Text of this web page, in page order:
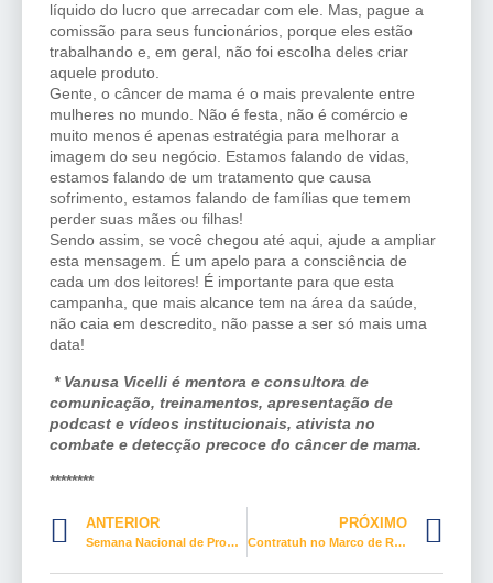
líquido do lucro que arrecadar com ele. Mas, pague a
comissão para seus funcionários, porque eles estão
trabalhando e, em geral, não foi escolha deles criar
aquele produto.
Gente, o câncer de mama é o mais prevalente entre
mulheres no mundo. Não é festa, não é comércio e
muito menos é apenas estratégia para melhorar a
imagem do seu negócio. Estamos falando de vidas,
estamos falando de um tratamento que causa
sofrimento, estamos falando de famílias que temem
perder suas mães ou filhas!
Sendo assim, se você chegou até aqui, ajude a ampliar
esta mensagem. É um apelo para a consciência de
cada um dos leitores! É importante para que esta
campanha, que mais alcance tem na área da saúde,
não caia em descredito, não passe a ser só mais uma
data!
* Vanusa Vicelli é mentora e consultora de
comunicação, treinamentos, apresentação de
podcast e vídeos institucionais, ativista no
combate e detecção precoce do câncer de mama.
********
ANTERIOR
Semana Nacional de Promoção da Negociação Coletiva 2025
PRÓXIMO
Contratuh no Marco de Referência da Educação Popular para as Políticas Públicas e Conexão com a COP 30